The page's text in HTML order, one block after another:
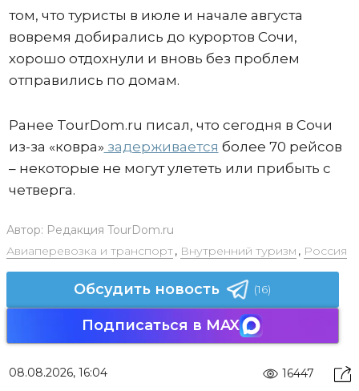
том, что туристы в июле и начале августа
вовремя добирались до курортов Сочи,
хорошо отдохнули и вновь без проблем
отправились по домам.
Ранее TourDom.ru писал, что сегодня в Сочи
из-за «ковра» задерживается более 70 рейсов
– некоторые не могут улететь или прибыть с
четверга.
Автор: Редакция TourDom.ru
Авиаперевозка и транспорт, Внутренний туризм , Россия
Обсудить новость (16)
Подписаться в MAX
08.08.2026, 16:04 16447